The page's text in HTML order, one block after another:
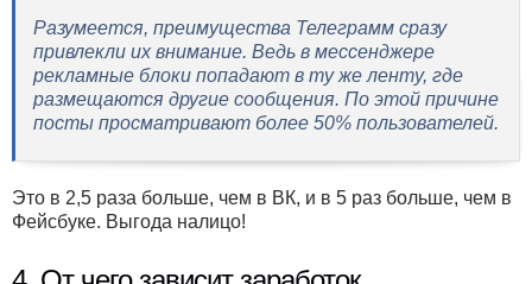
Разумеется, преимущества Телеграмм сразу
привлекли их внимание. Ведь в мессенджере
рекламные блоки попадают в ту же ленту, где
размещаются другие сообщения. По этой причине
посты просматривают более 50% пользователей.
Это в 2,5 раза больше, чем в ВК, и в 5 раз больше, чем в
Фейсбуке. Выгода налицо!